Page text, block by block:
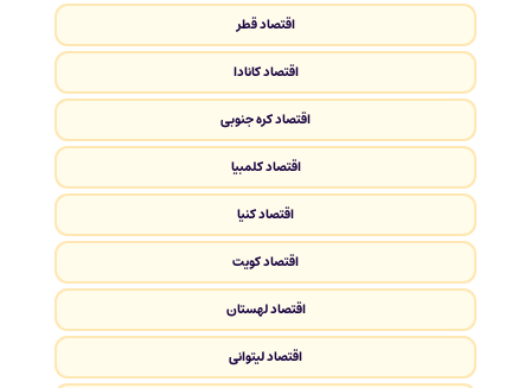
اقتصاد قطر
اقتصاد کانادا
اقتصاد کره جنوبی
اقتصاد کلمبیا
اقتصاد کنیا
اقتصاد کویت
اقتصاد لهستان
اقتصاد لیتوانی